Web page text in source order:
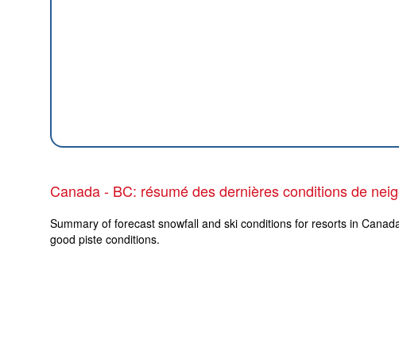
Canada - BC: résumé des dernières conditions de
Summary of forecast snowfall and ski conditions for resorts in
good piste conditions.